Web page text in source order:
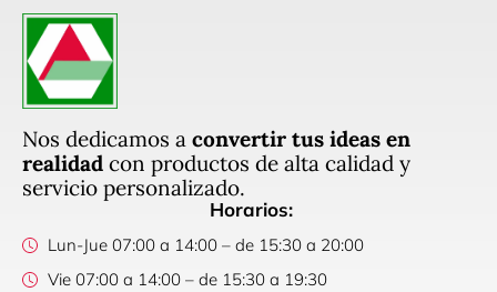
Nos dedicamos a convertir tus ideas en
realidad con productos de alta calidad y
servicio personalizado.
Horarios:
Lun-Jue 07:00 a 14:00 – de 15:30 a 20:00
Vie 07:00 a 14:00 – de 15:30 a 19:30